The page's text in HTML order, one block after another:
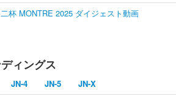
杯 MONTRE 2025 ダイジェスト動画
ィングス
JN-4 JN-5 JN-X